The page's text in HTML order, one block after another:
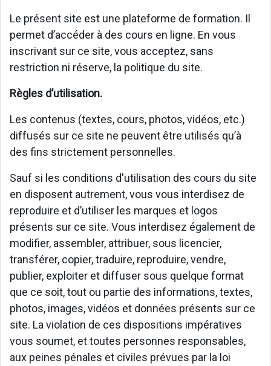
Le présent site est une plateforme de formation. Il
permet d’accéder à des cours en ligne. En vous
inscrivant sur ce site, vous acceptez, sans
restriction ni réserve, la politique du site.
Règles d’utilisation.
Les contenus (textes, cours, photos, vidéos, etc.)
diffusés sur ce site ne peuvent être utilisés qu’à
des fins strictement personnelles.
Sauf si les conditions d'utilisation des cours du site
en disposent autrement, vous vous interdisez de
reproduire et d’utiliser les marques et logos
présents sur ce site. Vous interdisez également de
modifier, assembler, attribuer, sous licencier,
transférer, copier, traduire, reproduire, vendre,
publier, exploiter et diffuser sous quelque format
que ce soit, tout ou partie des informations, textes,
photos, images, vidéos et données présents sur ce
site. La violation de ces dispositions impératives
vous soumet, et toutes personnes responsables,
aux peines pénales et civiles prévues par la loi